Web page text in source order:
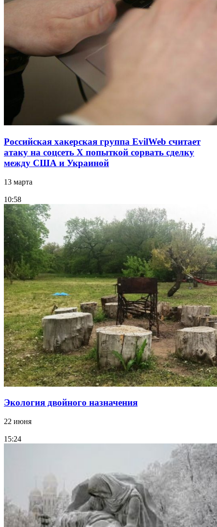
Российская хакерская группа EvilWeb считает
атаку на соцсеть Х попыткой сорвать сделку
между США и Украиной
13 марта
10:58
Экология двойного назначения
22 июня
15:24